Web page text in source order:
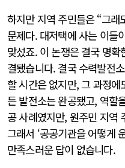
하지만 지역 주민들은 “그
문제다. 대저택에 사는 이들
맞섰죠. 이 논쟁은 결국 명
결됐습니다. 결국 수력발전
할 시간은 없지만, 그 과정
든 발전소는 완공됐고, 역할
공 사례였지만, 원주민 지역
그래서 ‘공공기관을 어떻게
만족스러운 답이 없습니다.